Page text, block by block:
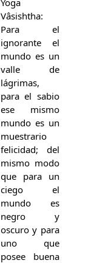
Yoga
Vâsishtha:
Para el
ignorante el
mundo es un
valle de
lágrimas,
para el sabio
ese mismo
mundo es un
muestrario
felicidad; del
mismo modo
que para un
ciego el
mundo es
negro y
oscuro y para
uno que
posee buena